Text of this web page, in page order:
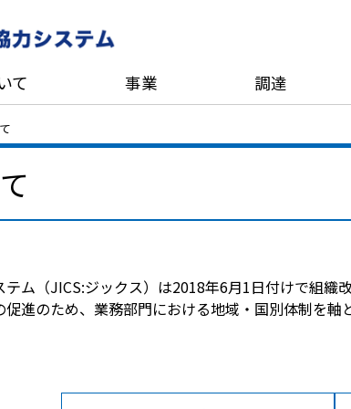
て 事業 調達
ム（JICS:ジックス）は2018年6月1日付けで組織
進のため、業務部門における地域・国別体制を軸